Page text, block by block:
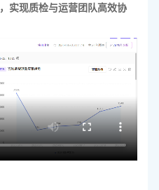
，实现质检与运营团队高效协